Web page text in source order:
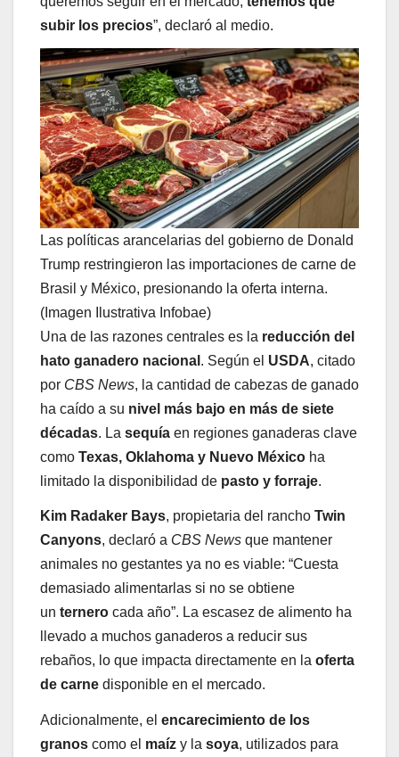
subir los precios”, declaró al medio.
Las políticas arancelarias del gobierno de Donald
Trump restringieron las importaciones de carne de
Brasil y México, presionando la oferta interna.
(Imagen Ilustrativa Infobae)
Una de las razones centrales es la reducción del
hato ganadero nacional . Según el USDA, citado
por CBS News, la cantidad de cabezas de ganado
ha caído a su nivel más bajo en más de siete
décadas. La sequía en regiones ganaderas clave
como Texas, Oklahoma y Nuevo México ha
limitado la disponibilidad de pasto y forraje.
Kim Radaker Bays, propietaria del rancho Twin
Canyons, declaró a CBS News que mantener
animales no gestantes ya no es viable: “Cuesta
demasiado alimentarlas si no se obtiene
un ternero cada año”. La escasez de alimento ha
llevado a muchos ganaderos a reducir sus
rebaños, lo que impacta directamente en la oferta
de carne disponible en el mercado.
Adicionalmente, el encarecimiento de los
granos como el maíz y la soya, utilizados para